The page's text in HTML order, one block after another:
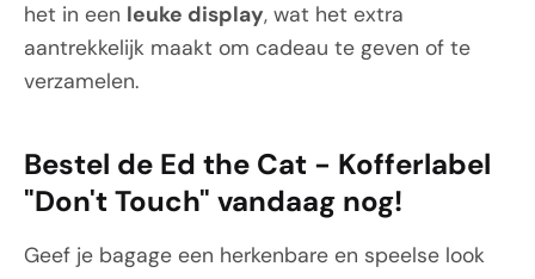
het in een leuke display, wat het extra
aantrekkelijk maakt om cadeau te geven of te
verzamelen.
Bestel de Ed the Cat - Kofferlabel
"Don't Touch" vandaag nog!
Geef je bagage een herkenbare en speelse look